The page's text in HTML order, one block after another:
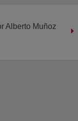
Alberto Muñoz